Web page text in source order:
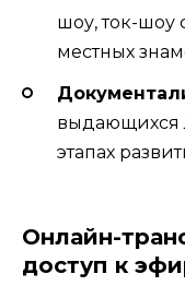
шоу, ток-шоу
местных
выдающихся
этапах
Онлайн-
доступ к